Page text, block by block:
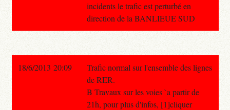
incidents le trafic est perturbé en
direction de la BANLIEUE SUD
18/6/2013 20:09
Trafic normal sur l'ensemble des lignes
de RER.
B Travaux sur les voies `a partir de
21h, pour plus d'infos, [1]cliquer